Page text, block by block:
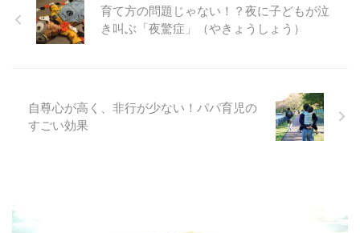
育て方の問題じゃない！？夜に子どもが泣
き叫ぶ「夜驚症」（やきょうしょう）
自尊心が高く、非行が少ない！パパ育児の
すごい効果